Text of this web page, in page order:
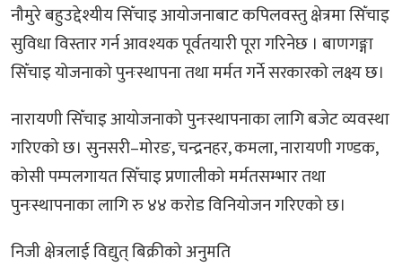
नौमुरे बहुउद्देश्यीय सिँचाइ आयोजनाबाट कपिलवस्तु क्षेत्रमा सिँचाइ
सुविधा विस्तार गर्न आवश्यक पूर्वतयारी पूरा गरिनेछ । बाणगङ्गा
सिँचाइ योजनाको पुनःस्थापना तथा मर्मत गर्ने सरकारको लक्ष्य छ।
नारायणी सिँचाइ आयोजनाको पुनःस्थापनाका लागि बजेट व्यवस्था
गरिएको छ। सुनसरी–मोरङ, चन्द्रनहर, कमला, नारायणी गण्डक,
कोसी पम्पलगायत सिँचाइ प्रणालीको मर्मतसम्भार तथा
पुनःस्थापनाका लागि रु ४४ करोड विनियोजन गरिएको छ।
निजी क्षेत्रलाई विद्युत् बिक्रीको अनुमति